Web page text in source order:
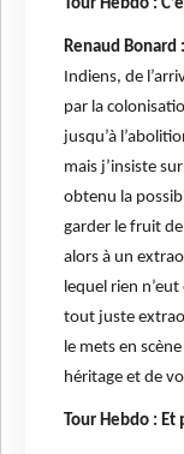
Tour Hebdo :
Renaud Bonard :
Indiens, de
par la
jusqu’à
mais j’insiste
obtenu la
garder le fruit
alors à un
lequel rien
tout juste
le mets en
héritage et de
Tour Hebdo :